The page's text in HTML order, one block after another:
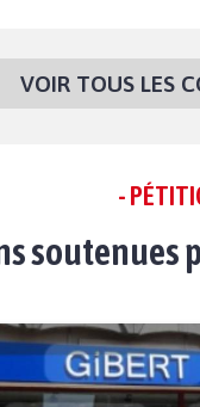
VOIR TOUS LES
-